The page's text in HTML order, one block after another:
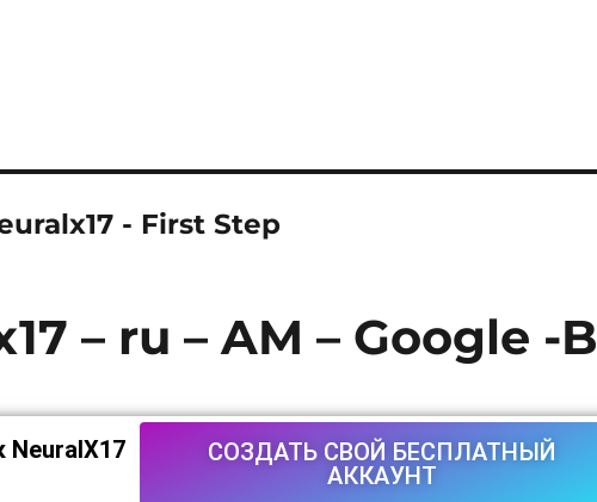
- First Step
– ru – AM – Google -B
NeuralX17
СОЗДАТЬ СВОЙ БЕСПЛАТНЫЙ
АККАУНТ